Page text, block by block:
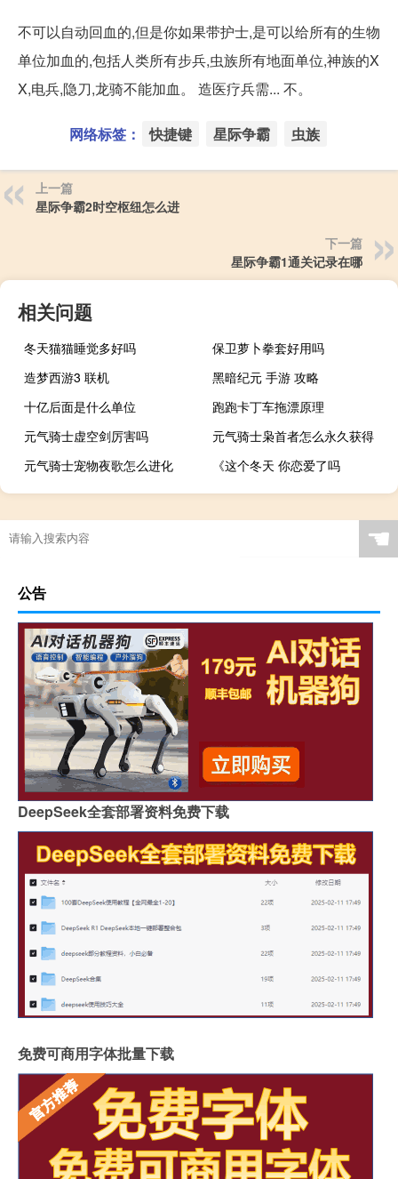
不可以自动回血的,但是你如果带护士,是可以给所有的生物
单位加血的,包括人类所有步兵,虫族所有地面单位,神族的X
X,电兵,隐刀,龙骑不能加血。 造医疗兵需... 不。
网络标签： 快捷键 星际争霸 虫族
上一篇
星际争霸2时空枢纽怎么进
下一篇
星际争霸1通关记录在哪
相关问题
冬天猫猫睡觉多好吗
保卫萝卜拳套好用吗
造梦西游3 联机
黑暗纪元 手游 攻略
十亿后面是什么单位
跑跑卡丁车拖漂原理
元气骑士虚空剑厉害吗
元气骑士枭首者怎么永久获得
元气骑士宠物夜歌怎么进化
《这个冬天 你恋爱了吗
☚
公告
DeepSeek全套部署资料免费下载
免费可商用字体批量下载